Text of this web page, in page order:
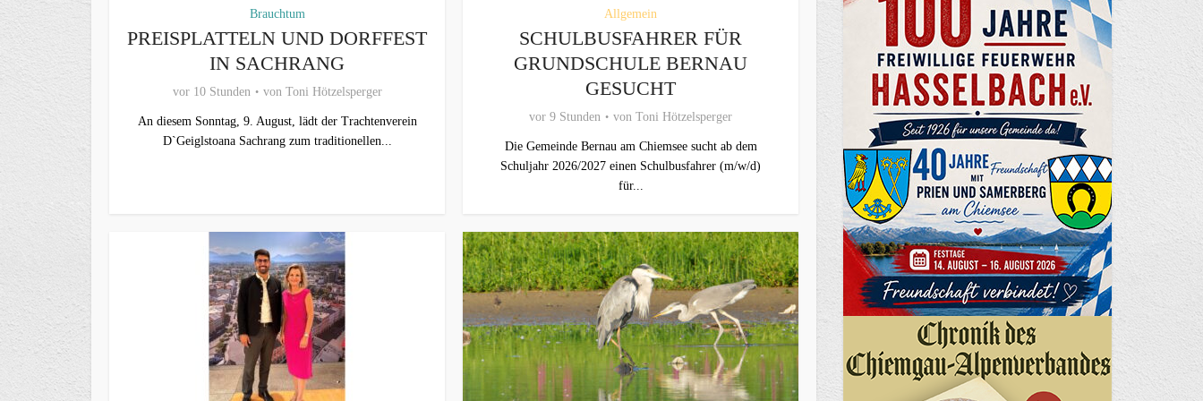
Brauchtum
PREISPLATTELN UND DORFFEST
IN SACHRANG
vor 10 Stunden von Toni Hötzelsperger
An diesem Sonntag, 9. August, lädt der Trachtenverein
D`Geiglstoana Sachrang zum traditionellen...
Allgemein
SCHULBUSFAHRER FÜR
GRUNDSCHULE BERNAU
GESUCHT
vor 9 Stunden von Toni Hötzelsperger
Die Gemeinde Bernau am Chiemsee sucht ab dem
Schuljahr 2026/2027 einen Schulbusfahrer (m/w/d)
für...